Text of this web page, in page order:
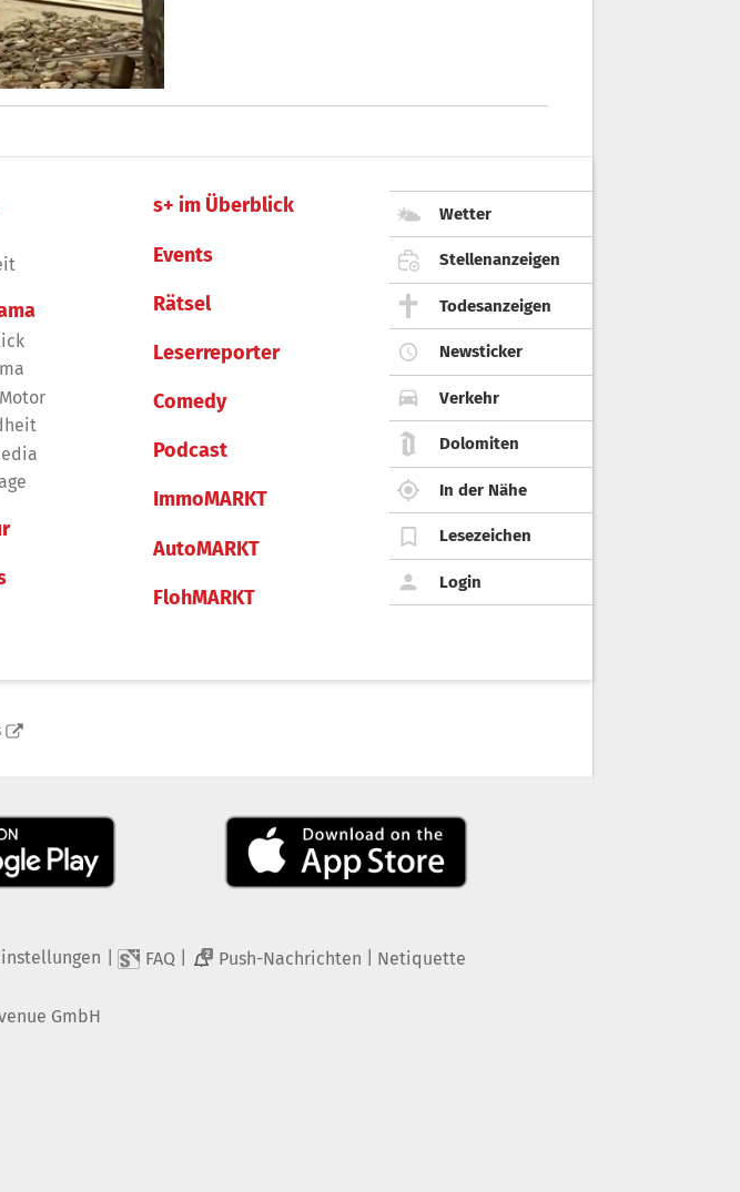
s+ im Überblick
Events
Rätsel
Leserreporter
Comedy
Podcast
ImmoMARKT
AutoMARKT
FlohMARKT
Wetter
Stellenanzeigen
Todesanzeigen
Newsticker
Verkehr
Dolomiten
In der Nähe
Lesezeichen
Login
FAQ 2 Push-Nachrichten Netiquette
GmbH